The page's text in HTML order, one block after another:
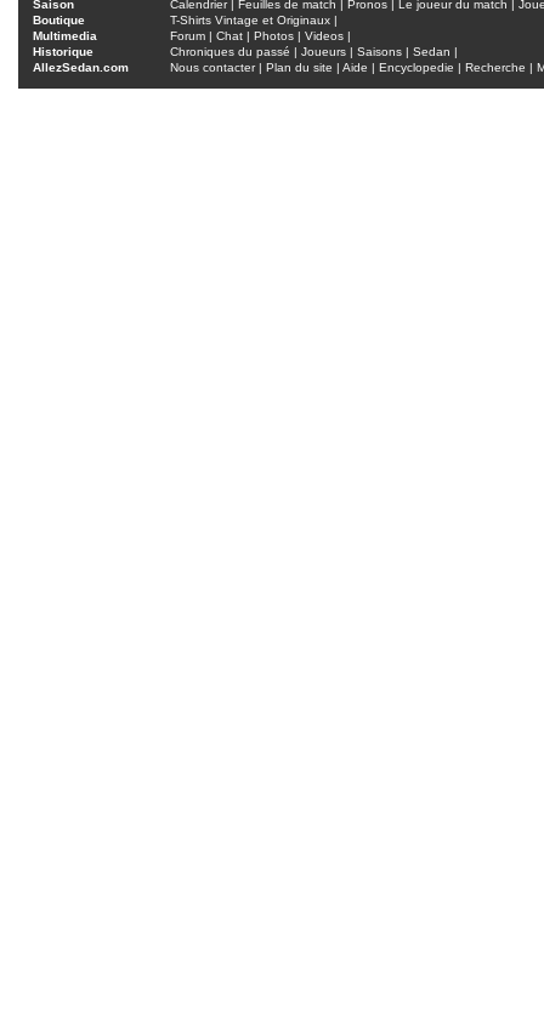
Saison Calendrier| Feuilles de match Pronos Le joueur du match
Boutique
T-Shirts Vintage et Originaux |
Multimedia
Forum | Chat | Photos | Videos |
Historique
Chroniques du passé | Joueurs | Saisons | Sedan |
AllezSedan.com
Nous contacter| Plan du site | Aide | Encyclopedie | Recherche |